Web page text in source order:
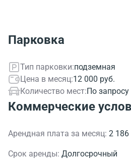
Парковка
Тип парковки:подземная
Цена в месяц:12 000 руб.
Количество мест:По запросу
Коммерческие
Арендная плата за месяц: 2 186
Срок аренды: Долгосрочный